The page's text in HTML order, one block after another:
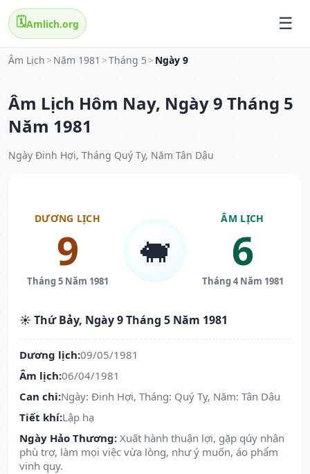
🗓️Amlich.org
Âm Lịch > Năm 1981 >Tháng 5 > Ngày 9
Âm Lịch Hôm Nay, Ngày 9 Tháng 5
Năm 1981
Ngày Đinh Hợi, Tháng Quý Tỵ, Năm Tân Dậu
DƯƠNG LỊCH
9
Tháng 5 Năm 1981
🐖
ÂM LỊCH
6
Tháng 4 Năm 1981
☀️ Thứ Bảy, Ngày 9 Tháng 5 Năm 1981
Dương lịch:09/05/1981
Âm lịch:06/04/1981
Can chi:Ngày: Đinh Hợi, Tháng: Quý Tỵ, Năm: Tân Dậu
Tiết khí:Lập hạ
Ngày Hảo Thương: Xuất hành thuận lợi, gặp qúy nhân
phù trợ, làm mọi việc vừa lòng, như ý muốn, áo phẩm
vinh quy.